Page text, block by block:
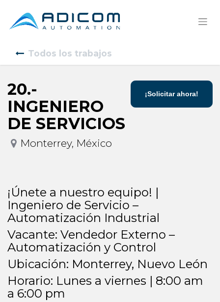
Todos los trabajos
¡Solicitar ahora!
20.-
INGENIERO
DE SERVICIOS
Monterrey, México
¡Únete a nuestro equipo! |
Ingeniero de Servicio –
Automatización Industrial
Vacante: Vendedor Externo –
Automatización y Control
Ubicación: Monterrey, Nuevo León
Horario: Lunes a viernes | 8:00 am
a 6:00 pm